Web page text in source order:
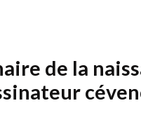
de la